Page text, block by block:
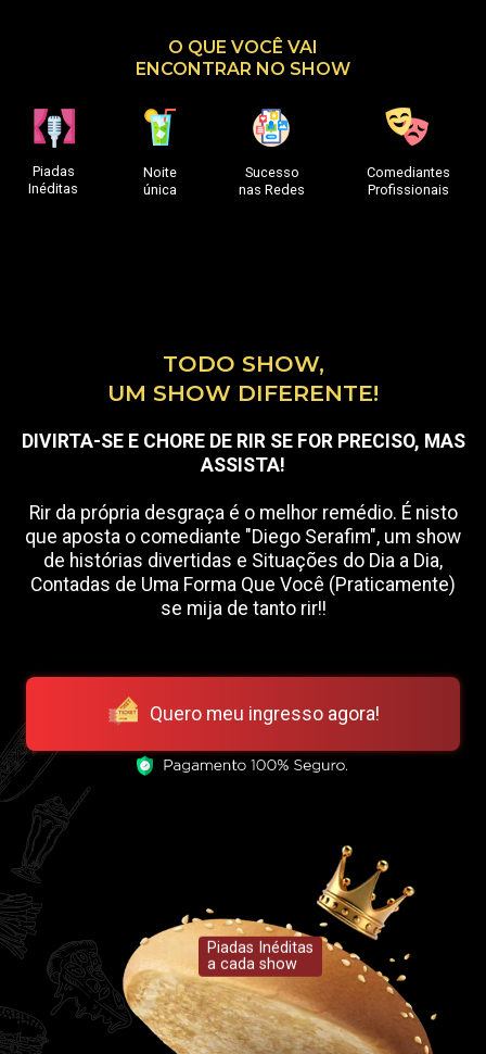
O QUE VOCÊ VAI
ENCONTRAR NO SHOW
Piadas
Inéditas
Noite
única
Sucesso
nas Redes
Comediantes
Profissionais
Piadas Inéditas
a cada show
TODO SHOW,
UM SHOW DIFERENTE!
DIVIRTA-SE E CHORE DE RIR SE FOR PRECISO, MAS
ASSISTA!
Rir da própria desgraça é o melhor remédio. É nisto
que aposta o comediante "Diego Serafim", um show
de histórias divertidas e Situações do Dia a Dia,
Contadas de Uma Forma Que Você (Praticamente)
se mija de tanto rir!!
Quero meu ingresso agora!